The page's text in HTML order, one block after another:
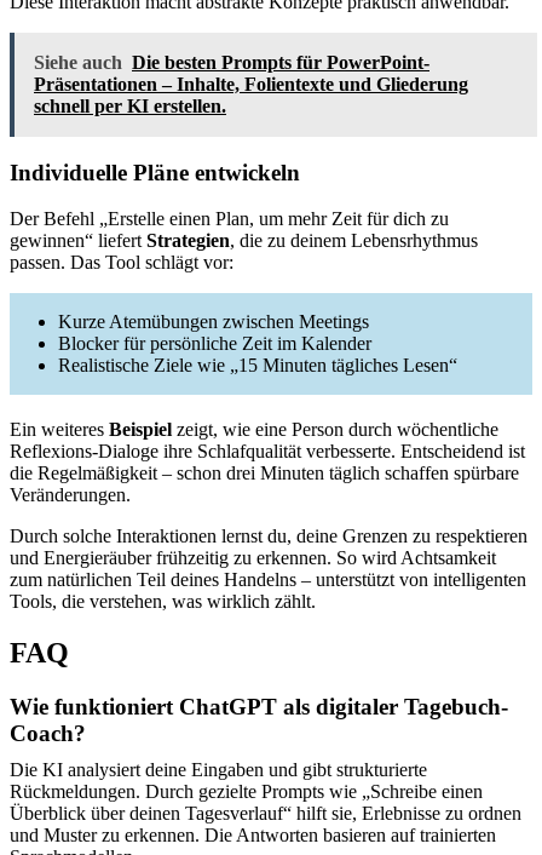
Siehe auch Die besten Prompts für PowerPoint-
Präsentationen – Inhalte, Folientexte und Gliederung
schnell per KI erstellen.
Individuelle Pläne entwickeln
Der Befehl „Erstelle einen Plan, um mehr Zeit für dich zu
gewinnen“ liefertStrategien, die zu deinem Lebensrhythmus
passen. Das Tool schlägt vor:
Kurze Atemübungen zwischen Meetings
Blocker für persönliche Zeit im Kalender
Realistische Ziele wie „15 Minuten tägliches Lesen“
Ein weiteres Beispiel zeigt, wie eine Person durch wöchentliche
Reflexions-Dialoge ihre Schlafqualität verbesserte. Entscheidend ist
die Regelmäßigkeit – schon drei Minuten täglich schaffen spürbare
Veränderungen.
Durch solche Interaktionen lernst du, deine Grenzen zu respektieren
und Energieräuber frühzeitig zu erkennen. So wird Achtsamkeit
zum natürlichen Teil deines Handelns – unterstützt von intelligenten
Tools, die verstehen, was wirklich zählt.
FAQ
Wie funktioniert ChatGPT als digitaler Tagebuch-
Coach?
Die KI analysiert deine Eingaben und gibt strukturierte
Rückmeldungen. Durch gezielte Prompts wie „Schreibe einen
Überblick über deinen Tagesverlauf“ hilft sie, Erlebnisse zu ordnen
und Muster zu erkennen. Die Antworten basieren auf trainierten